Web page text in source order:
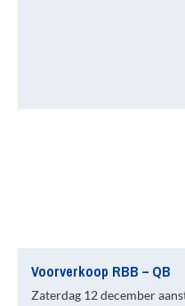
Voorverkoop RBB – QB
Zaterdag 12 december